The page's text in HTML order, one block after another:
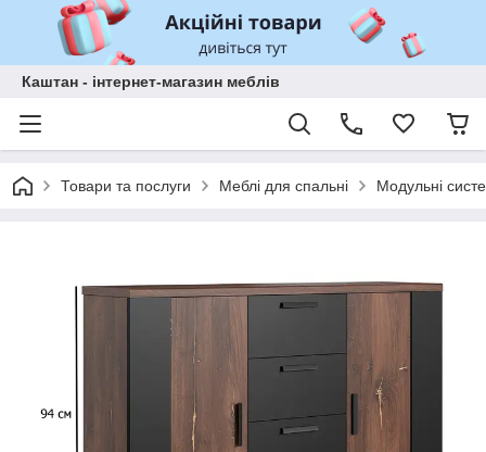
Каштан - інтернет-магазин меблів
Товари та послуги Меблі для спальні Модульні